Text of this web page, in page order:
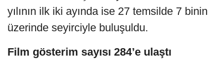
yılının ilk iki ayında ise 27 temsilde 7 binin
üzerinde seyirciyle buluşuldu.
Film gösterim sayısı 284’e ulaştı